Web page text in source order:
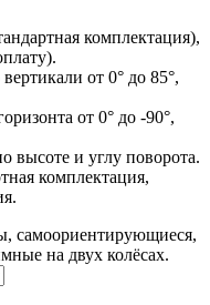
комплектация),
от 0° до 85°,
от 0° до -90°,
высоте и углу поворота.
комплектация,
самоориентирующиеся,
на двух колёсах.